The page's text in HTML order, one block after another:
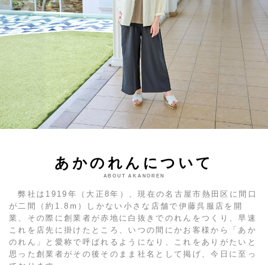
あかのれんについて
ABOUT AKANOREN
弊社は1919年（大正8年）、現在の名古屋市熱田区に間口
が二間（約1.8m）しかない小さな店舗で伊藤呉服店を開
業、その際に創業者が赤地に白抜きでのれんをつくり、早速
これを店先に掛けたところ、いつの間にかお客様から「あか
のれん」と愛称で呼ばれるようになり、これをありがたいと
思った創業者がその後そのまま社名として掲げ、今日に至っ